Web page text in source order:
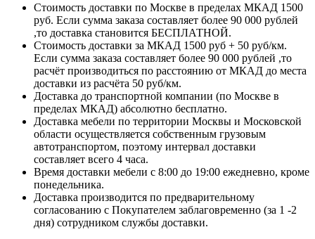
Стоимость доставки по Москве в пределах МКАД 1500
руб. Если сумма заказа составляет более 90 000 рублей
,то доставка становится БЕСПЛАТНОЙ.
Стоимость доставки за МКАД 1500 руб + 50 руб/км.
Если сумма заказа составляет более 90 000 рублей ,то
расчёт производиться по расстоянию от МКАД до места
доставки из расчёта 50 руб/км.
Доставка до транспортной компании (по Москве в
пределах МКАД) абсолютно бесплатно.
Доставка мебели по территории Москвы и Московской
области осуществляется собственным грузовым
автотранспортом, поэтому интервал доставки
составляет всего 4 часа.
Время доставки мебели с 8:00 до 19:00 ежедневно, кроме
понедельника.
Доставка производится по предварительному
согласованию с Покупателем заблаговременно (за 1 -2
дня) сотрудником службы доставки.